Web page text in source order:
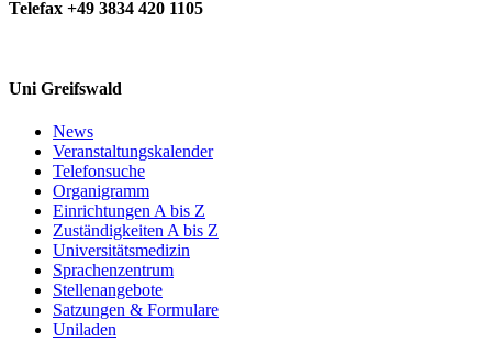
Telefax +49 3834 420 1105
Uni Greifswald
News
Veranstaltungskalender
Telefonsuche
Organigramm
Einrichtungen A bis Z
Zuständigkeiten A bis Z
Universitätsmedizin
Sprachenzentrum
Stellenangebote
Satzungen & Formulare
Uniladen